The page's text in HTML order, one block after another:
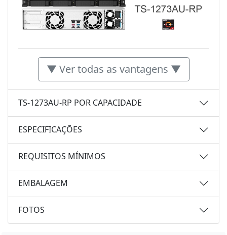
▼ Ver todas as vantagens ▼
TS-1273AU-RP POR CAPACIDADE
ESPECIFICAÇÕES
REQUISITOS MÍNIMOS
EMBALAGEM
FOTOS